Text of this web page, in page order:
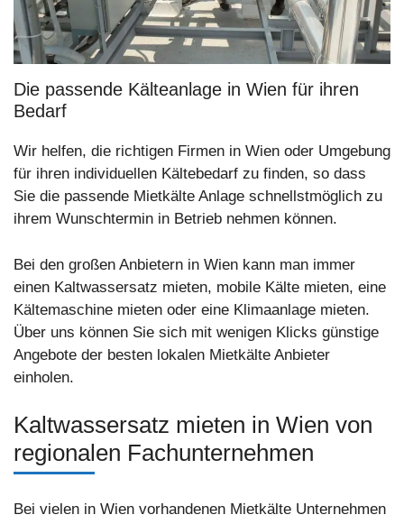
Die passende Kälteanlage in Wien für ihren
Bedarf
Wir helfen, die richtigen Firmen in Wien oder Umgebung
für ihren individuellen Kältebedarf zu finden, so dass
Sie die passende Mietkälte Anlage schnellstmöglich zu
ihrem Wunschtermin in Betrieb nehmen können.
Bei den großen Anbietern in Wien kann man immer
einen Kaltwassersatz mieten, mobile Kälte mieten, eine
Kältemaschine mieten oder eine Klimaanlage mieten.
Über uns können Sie sich mit wenigen Klicks günstige
Angebote der besten lokalen Mietkälte Anbieter
einholen.
Kaltwassersatz mieten in Wien von
regionalen Fachunternehmen
Bei vielen in Wien vorhandenen Mietkälte Unternehmen